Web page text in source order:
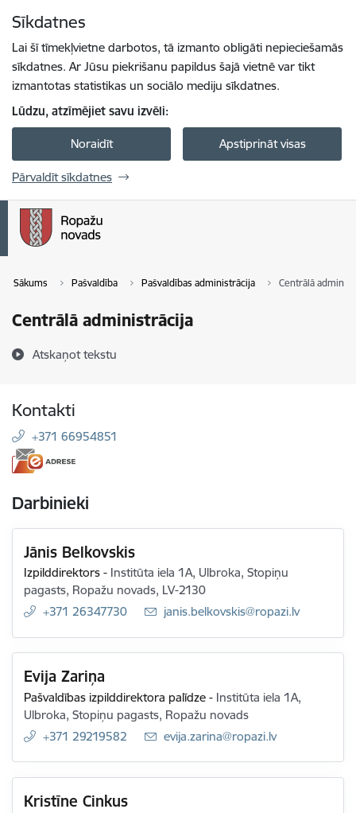
Sīkdatnes
Lai šī tīmekļvietne darbotos, tā izmanto obligāti nepieciešamās
sīkdatnes. Ar Jūsu piekrišanu papildus šajā vietnē var tikt
izmantotas statistikas un sociālo mediju sīkdatnes.
Lūdzu, atzīmējiet savu izvēli:
Noraidīt Apstiprināt visas
Pārvaldīt sīkdatnes
Sākums Pašvaldība Pašvaldības administrācija Centrālā
Centrālā administrācija
Atskaņot tekstu
Kontakti
+371 66954851
Darbinieki
Jānis Belkovskis
Izpilddirektors - Institūta iela 1A, Ulbroka, Stopiņu
pagasts, Ropažu novads, LV-2130
+371 26347730
E-pasts:
janis.belkovskis@ropazi.lv
Evija Zariņa
Pašvaldības izpilddirektora palīdze - Institūta iela 1A,
Ulbroka, Stopiņu pagasts, Ropažu novads
+371 29219582
E-pasts:
evija.zarina@ropazi.lv
Kristīne Cinkus